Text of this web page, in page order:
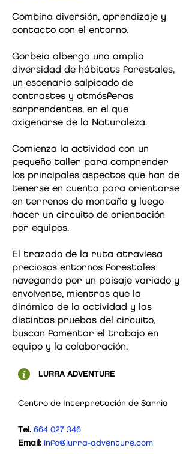
Combina diversión, aprendizaje y
contacto con el entorno.
Gorbeia alberga una amplia
diversidad de hábitats forestales,
un escenario salpicado de
contrastes y atmósferas
sorprendentes, en el que
oxigenarse de la Naturaleza.
Comienza la actividad con un
pequeño taller para comprender
los principales aspectos que han de
tenerse en cuenta para orientarse
en terrenos de montaña y luego
hacer un circuito de orientación
por equipos.
El trazado de la ruta atraviesa
preciosos entornos forestales
navegando por un paisaje variado y
envolvente, mientras que la
dinámica de la actividad y las
distintas pruebas del circuito,
buscan fomentar el trabajo en
equipo y la colaboración.
LURRA ADVENTURE
Centro de Interpretación de Sarria
Tel. 664 027 346
Email: info@lurra-adventure.com